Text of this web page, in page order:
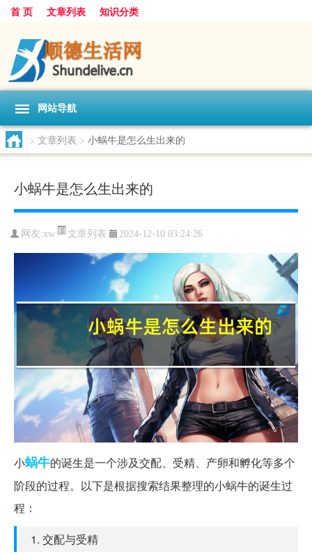
首 页 文章列表 知识分类
网站导航
> 文章列表 > 小蜗牛是怎么生出来的
小蜗牛是怎么生出来的
网友:xw 文章列表 2024-12-10 03:24:26
小蜗牛的诞生是一个涉及交配、受精、产卵和孵化等多个
阶段的过程。以下是根据搜索结果整理的小蜗牛的诞生过
程：
1. 交配与受精